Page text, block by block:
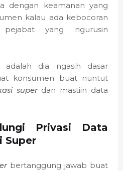
dengan keamanan yang
kalau ada kebocoran
yang ngurusin
adalah dia ngasih dasar
konsumen buat nuntut
superdan mastiin data
Privasi Data
Super
bertanggung jawab buat